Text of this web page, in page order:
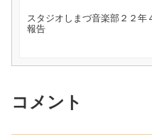
スタジオしまづ音楽部２２年
報告
コメント